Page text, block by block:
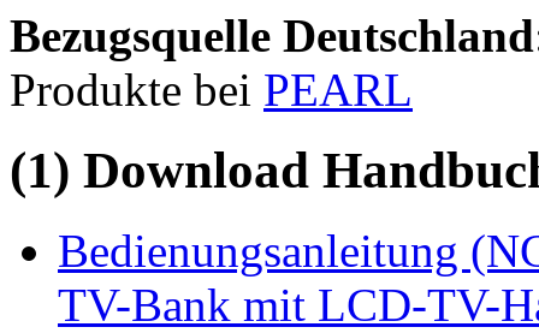
Bezugsquelle Deutschland
Produkte bei PEARL
(1) Download
Bedienungsanleitung
TV-Bank mit LCD-TV-